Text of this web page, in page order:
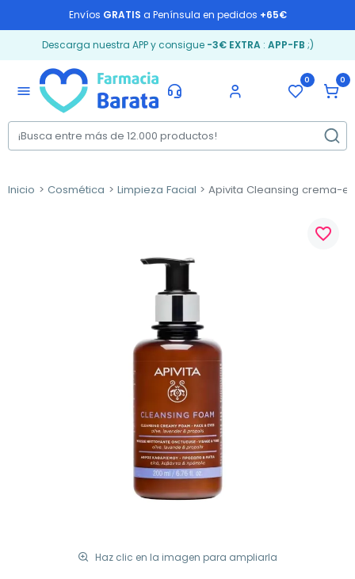
Envíos GRATIS a Península en pedidos +65€
Descarga nuestra APP y consigue -3€ EXTRA: APP-FB ;)
menu
0 0
Inicio Cosmética Limpieza Facial Apivita Cleansing crema-
Haz clic en la imagen para ampliarla
favorite_border